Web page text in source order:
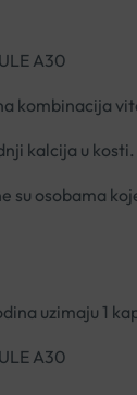
A30
kombinacija
kalcija u
su osobama
uzimaju 1
A30